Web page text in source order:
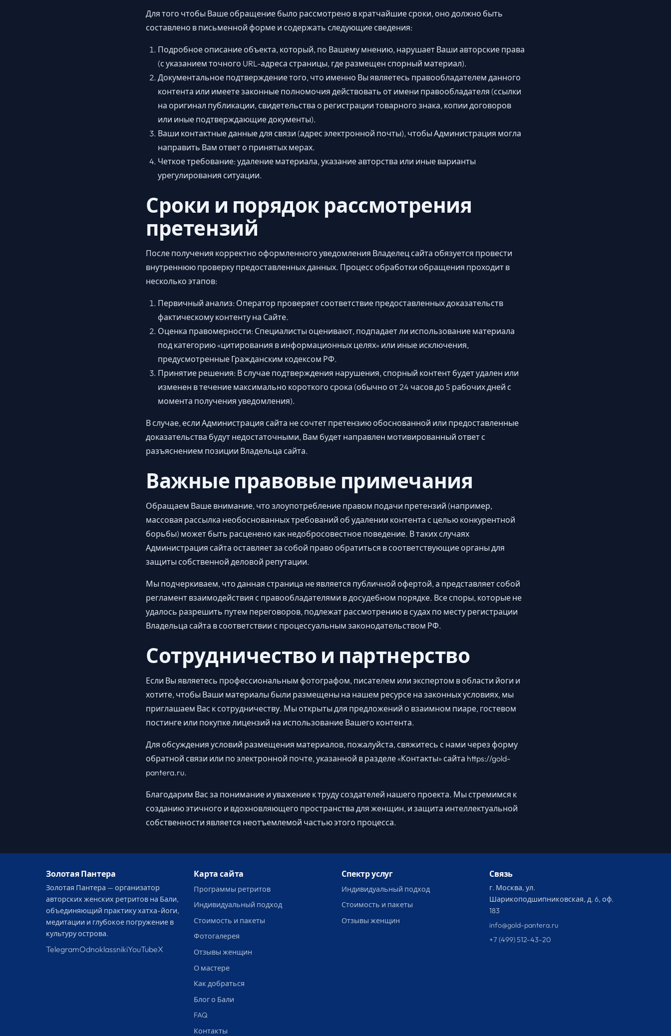
Для того чтобы Ваше обращение было рассмотрено в кратчайшие сроки, оно должно быть
составлено в письменной форме и содержать следующие сведения:
Подробное описание объекта, который, по Вашему мнению, нарушает Ваши авторские права
(с указанием точного URL-адреса страницы, где размещен спорный материал).
Документальное подтверждение того, что именно Вы являетесь правообладателем данного
контента или имеете законные полномочия действовать от имени правообладателя (ссылки
на оригинал публикации, свидетельства о регистрации товарного знака, копии договоров
или иные подтверждающие документы).
Ваши контактные данные для связи (адрес электронной почты), чтобы Администрация могла
направить Вам ответ о принятых мерах.
Четкое требование: удаление материала, указание авторства или иные варианты
урегулирования ситуации.
Сроки и порядок рассмотрения
претензий
После получения корректно оформленного уведомления Владелец сайта обязуется провести
внутреннюю проверку предоставленных данных. Процесс обработки обращения проходит в
несколько этапов:
Первичный анализ: Оператор проверяет соответствие предоставленных доказательств
фактическому контенту на Сайте.
Оценка правомерности: Специалисты оценивают, подпадает ли использование материала
под категорию «цитирования в информационных целях» или иные исключения,
предусмотренные Гражданским кодексом РФ.
Принятие решения: В случае подтверждения нарушения, спорный контент будет удален или
изменен в течение максимально короткого срока (обычно от 24 часов до 5 рабочих дней с
момента получения уведомления).
В случае, если Администрация сайта не сочтет претензию обоснованной или предоставленные
доказательства будут недостаточными, Вам будет направлен мотивированный ответ с
разъяснением позиции Владельца сайта.
Важные правовые примечания
Обращаем Ваше внимание, что злоупотребление правом подачи претензий (например,
массовая рассылка необоснованных требований об удалении контента с целью конкурентной
борьбы) может быть расценено как недобросовестное поведение. В таких случаях
Администрация сайта оставляет за собой право обратиться в соответствующие органы для
защиты собственной деловой репутации.
Мы подчеркиваем, что данная страница не является публичной офертой, а представляет собой
регламент взаимодействия с правообладателями в досудебном порядке. Все споры, которые не
удалось разрешить путем переговоров, подлежат рассмотрению в судах по месту регистрации
Владельца сайта в соответствии с процессуальным законодательством РФ.
Сотрудничество и партнерство
Если Вы являетесь профессиональным фотографом, писателем или экспертом в области йоги и
хотите, чтобы Ваши материалы были размещены на нашем ресурсе на законных условиях, мы
приглашаем Вас к сотрудничеству. Мы открыты для предложений о взаимном пиаре, гостевом
постинге или покупке лицензий на использование Вашего контента.
Для обсуждения условий размещения материалов, пожалуйста, свяжитесь с нами через форму
обратной связи или по электронной почте, указанной в разделе «Контакты» сайта https://gold-
pantera.ru.
Благодарим Вас за понимание и уважение к труду создателей нашего проекта. Мы стремимся к
созданию этичного и вдохновляющего пространства для женщин, и защита интеллектуальной
собственности является неотъемлемой частью этого процесса.
Золотая Пантера
Золотая Пантера — организатор
авторских женских ретритов на Бали,
объединяющий практику хатха-йоги,
медитации и глубокое погружение в
культуру острова.
TelegramOdnoklassnikiYouTubeX
Карта сайта
Программы ретритов
Индивидуальный подход
Стоимость и пакеты
Фотогалерея
Отзывы женщин
О мастере
Как добраться
Блог о Бали
FAQ
Контакты
Спектр услуг
Индивидуальный подход
Стоимость и пакеты
Отзывы женщин
Связь
г. Москва, ул.
Шарикоподшипниковская, д. 6, оф.
183
info@gold-pantera.ru
+7 (499) 512-43-20